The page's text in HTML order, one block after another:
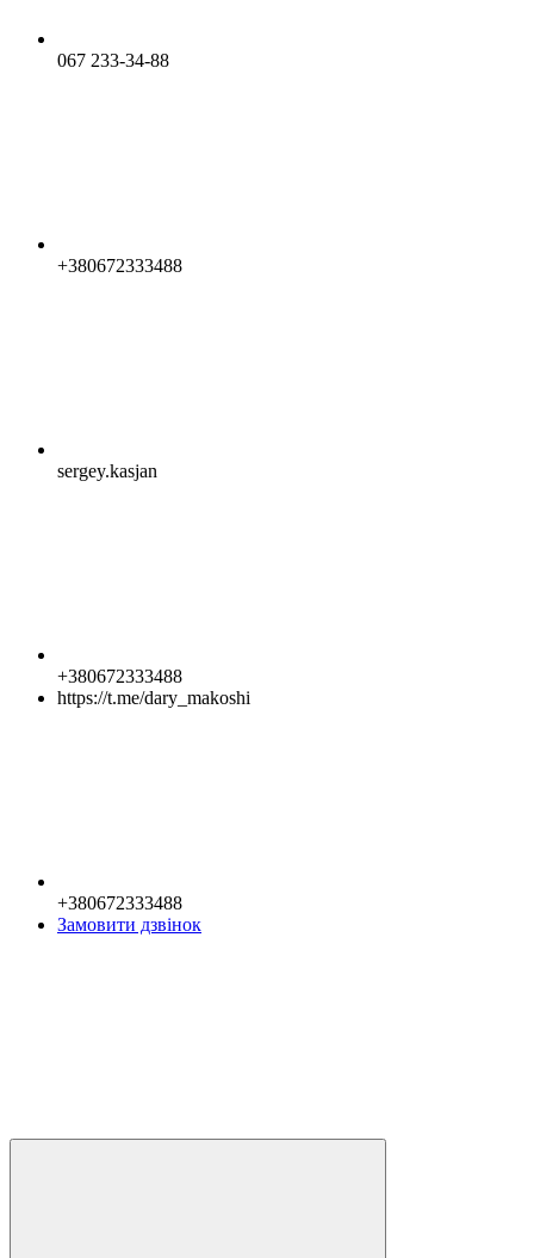
067 233-34-88
+380672333488
sergey.kasjan
+380672333488
https://t.me/dary_makoshi
+380672333488
Замовити дзвінок